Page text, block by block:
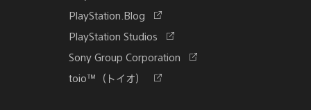
い
タ
開
PlayStation.Blog
新
い
タ
ブ
PlayStation Studios
新
い
タ
Sony Group Corporation
新
toio™（トイオ）
新